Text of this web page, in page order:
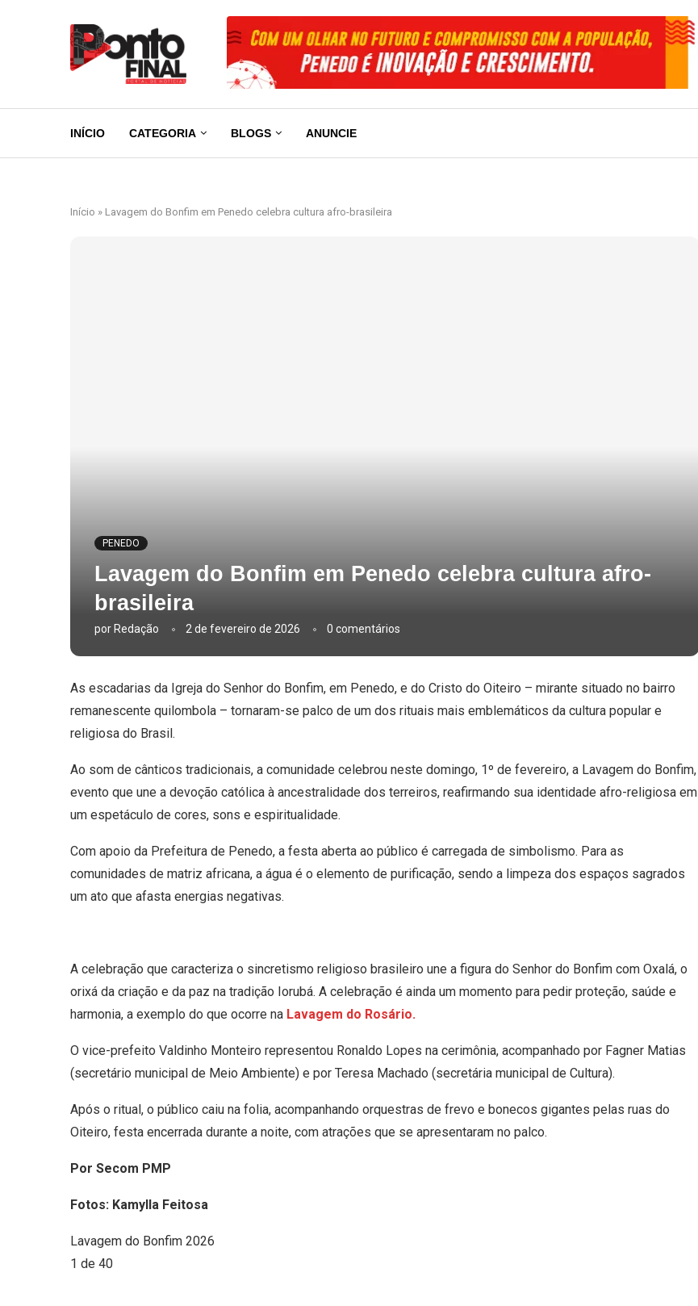
INÍCIO CATEGORIA BLOGS ANUNCIE
Início » Lavagem do Bonfim em Penedo celebra cultura afro-brasileira
PENEDO
Lavagem do Bonfim em Penedo celebra cultura afro-
brasileira
porRedação 2 de fevereiro de 2026 0 comentários
As escadarias da Igreja do Senhor do Bonfim, em Penedo, e do Cristo do Oiteiro – mirante situado no bairro
remanescente quilombola – tornaram-se palco de um dos rituais mais emblemáticos da cultura popular e
religiosa do Brasil.
Ao som de cânticos tradicionais, a comunidade celebrou neste domingo, 1º de fevereiro, a Lavagem do Bonfim,
evento que une a devoção católica à ancestralidade dos terreiros, reafirmando sua identidade afro-religiosa em
um espetáculo de cores, sons e espiritualidade.
Com apoio da Prefeitura de Penedo, a festa aberta ao público é carregada de simbolismo. Para as
comunidades de matriz africana, a água é o elemento de purificação, sendo a limpeza dos espaços sagrados
um ato que afasta energias negativas.
A celebração que caracteriza o sincretismo religioso brasileiro une a figura do Senhor do Bonfim com Oxalá, o
orixá da criação e da paz na tradição Iorubá. A celebração é ainda um momento para pedir proteção, saúde e
harmonia, a exemplo do que ocorre na Lavagem do Rosário.
O vice-prefeito Valdinho Monteiro representou Ronaldo Lopes na cerimônia, acompanhado por Fagner Matias
(secretário municipal de Meio Ambiente) e por Teresa Machado (secretária municipal de Cultura).
Após o ritual, o público caiu na folia, acompanhando orquestras de frevo e bonecos gigantes pelas ruas do
Oiteiro, festa encerrada durante a noite, com atrações que se apresentaram no palco.
Por Secom PMP
Fotos: Kamylla Feitosa
Lavagem do Bonfim 2026
1 de 40